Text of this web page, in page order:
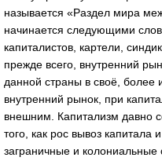
называется «Раздел мира
начинается следующими
капиталистов, картели,
прежде всего, внутренний
данной страны в своё,
внутренний рынок, при
внешним. Капитализм давно
того, как рос вывоз капитала
заграничные и